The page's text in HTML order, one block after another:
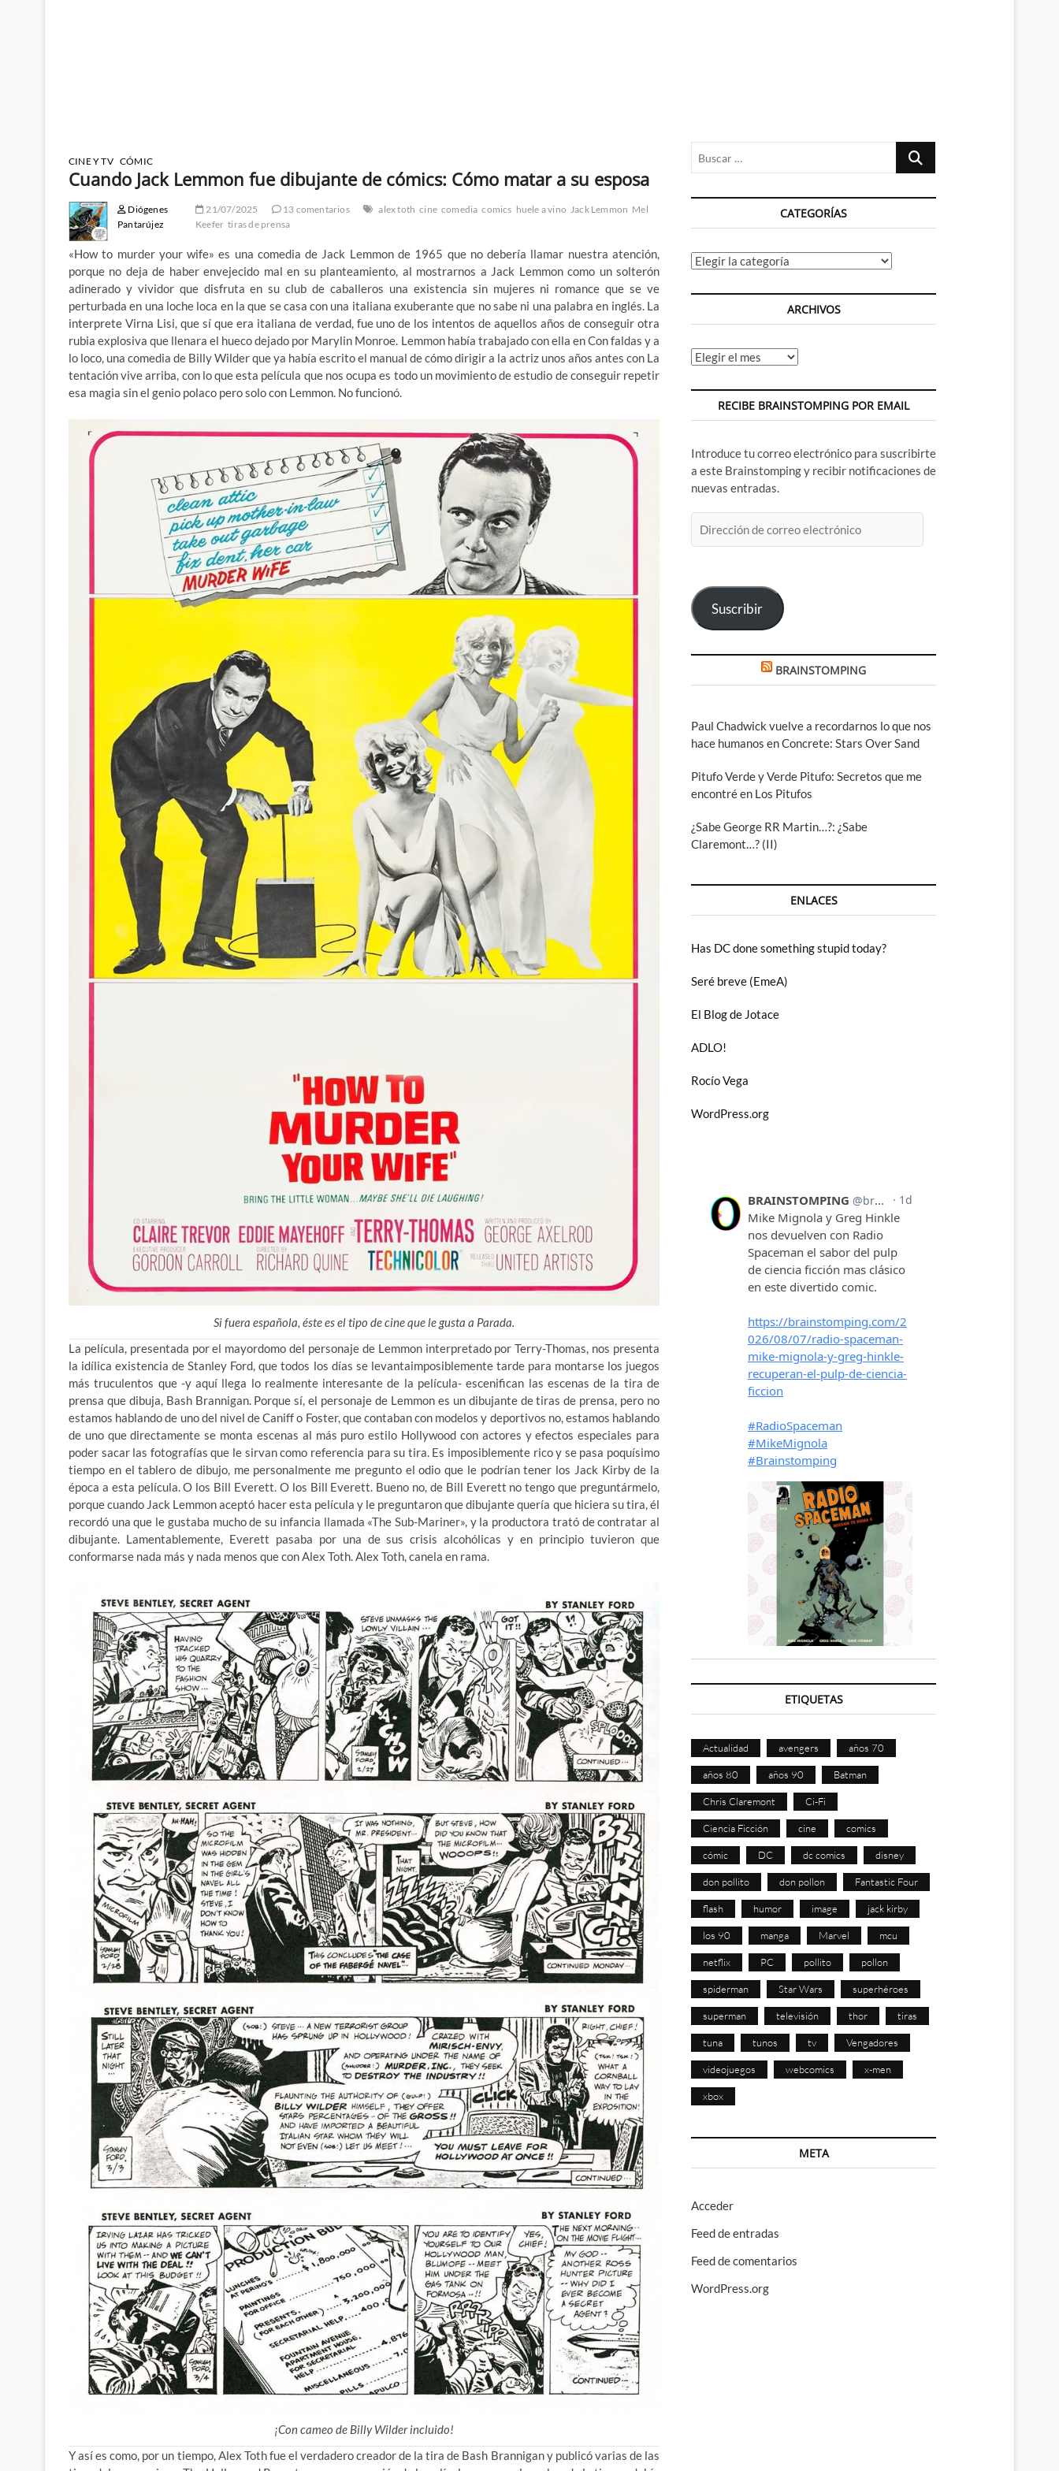
CINE Y TV CÓMIC
Cuando Jack Lemmon fue dibujante de cómics: Cómo matar a su esposa
Diógenes
Pantarújez
21/07/2025 13 comentarios alex toth cine comedia comics huele a vino Jack Lemmon Mel
Keefer tiras de prensa
«How to murder your wife» es una comedia de Jack Lemmon de 1965 que no debería llamar nuestra atención,
porque no deja de haber envejecido mal en su planteamiento, al mostrarnos a Jack Lemmon como un solterón
adinerado y vividor que disfruta en su club de caballeros una existencia sin mujeres ni romance que se ve
perturbada en una loche loca en la que se casa con una italiana exuberante que no sabe ni una palabra en inglés. La
interprete Virna Lisi, que sí que era italiana de verdad, fue uno de los intentos de aquellos años de conseguir otra
rubia explosiva que llenara el hueco dejado por Marylin Monroe. Lemmon había trabajado con ella en Con faldas y a
lo loco, una comedia de Billy Wilder que ya había escrito el manual de cómo dirigir a la actriz unos años antes con La
tentación vive arriba, con lo que esta película que nos ocupa es todo un movimiento de estudio de conseguir repetir
esa magia sin el genio polaco pero solo con Lemmon. No funcionó.
Si fuera española, éste es el tipo de cine que le gusta a Parada.
La película, presentada por el mayordomo del personaje de Lemmon interpretado por Terry-Thomas, nos presenta
la idílica existencia de Stanley Ford, que todos los días se levantaimposiblemente tarde para montarse los juegos
más truculentos que -y aquí llega lo realmente interesante de la película- escenifican las escenas de la tira de
prensa que dibuja, Bash Brannigan. Porque sí, el personaje de Lemmon es un dibujante de tiras de prensa, pero no
estamos hablando de uno del nivel de Caniff o Foster, que contaban con modelos y deportivos no, estamos hablando
de uno que directamente se monta escenas al más puro estilo Hollywood con actores y efectos especiales para
poder sacar las fotografías que le sirvan como referencia para su tira. Es imposiblemente rico y se pasa poquísimo
tiempo en el tablero de dibujo, me personalmente me pregunto el odio que le podrían tener los Jack Kirby de la
época a esta película. O los Bill Everett. O los Bill Everett. Bueno no, de Bill Everett no tengo que preguntármelo,
porque cuando Jack Lemmon aceptó hacer esta película y le preguntaron que dibujante quería que hiciera su tira, él
recordó una que le gustaba mucho de su infancia llamada «The Sub-Mariner», y la productora trató de contratar al
dibujante. Lamentablemente, Everett pasaba por una de sus crisis alcohólicas y en principio tuvieron que
conformarse nada más y nada menos que con Alex Toth. Alex Toth, canela en rama.
¡Con cameo de Billy Wilder incluido!
Y así es como, por un tiempo, Alex Toth fue el verdadero creador de la tira de Bash Brannigan y publicó varias de las
Buscar
CATEGORÍAS
Categorías
ARCHIVOS
Archivos
RECIBE BRAINSTOMPING POR EMAIL
Introduce tu correo electrónico para suscribirte
a este Brainstomping y recibir notificaciones de
nuevas entradas.
de
Suscribir
BRAINSTOMPING
Paul Chadwick vuelve a recordarnos lo que nos
hace humanos en Concrete: Stars Over Sand
Pitufo Verde y Verde Pitufo: Secretos que me
encontré en Los Pitufos
¿Sabe George RR Martin…?: ¿Sabe
Claremont…? (II)
ENLACES
Has DC done something stupid today?
Seré breve (EmeA)
El Blog de Jotace
ADLO!
Rocío Vega
WordPress.org
ETIQUETAS
Actualidad avengers años 70
años 80 años 90 Batman
Chris Claremont Ci-Fi
Ciencia Ficción cine comics
cómic DC dc comics disney
don pollito don pollon Fantastic Four
flash humor image jack kirby
los 90 manga Marvel mcu
netflix PC pollito pollon
spiderman Star Wars superhéroes
superman televisión thor tiras
tuna tunos tv Vengadores
videojuegos webcomics x-men
xbox
META
Acceder
Feed de entradas
Feed de comentarios
WordPress.org